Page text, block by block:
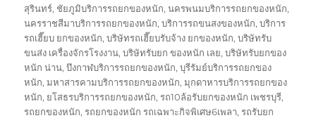
สุรินทร์, ชัยภูมิบริการรถยกของหนัก,นครพนมบริการรถยกของหนัก,
นครราชสีมาบริการรถยกของหนัก,บริการรถขนสงของหนัก,บริการ
รถเฮี๊ยบ ยกของหนัก,บริษัทรถเฮี๊ยบรับจ้าง ยกของหนัก,บริษัทรับ
ขนส่ง เครื่องจักรโรงงาน,บริษัทรับยก ของหนัก เลย,บริษัทรับยกของ
หนัก น่าน,บึงกาฬบริการรถยกของหนัก,บุรีรัมย์บริการรถยกของ
หนัก,มหาสารคามบริการรถยกของหนัก,มุกดาหารบริการรถยกของ
หนัก, ยโสธรบริการรถยกของหนัก,รถ10ล้อรับยกของหนัก เพชรบุรี,
รถยกของหนัก,รถยกของหนัก รถเฉพาะกิจพิเศษ6เพลา,รถรับยก